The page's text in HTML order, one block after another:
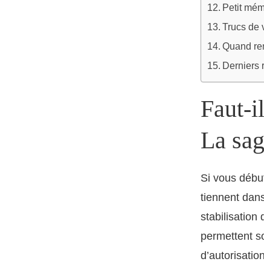
Petit
Trucs de
Quand
Derniers
Faut-
La
Si vous
tiennent
stabilisation
permettent